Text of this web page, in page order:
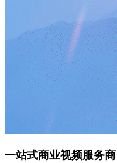
一站式商业视频服务商